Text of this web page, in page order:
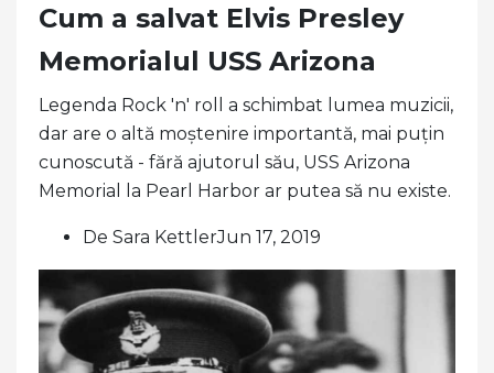
Cum a salvat Elvis Presley
Memorialul USS Arizona
Legenda Rock 'n' roll a schimbat lumea muzicii,
dar are o altă moștenire importantă, mai puțin
cunoscută - fără ajutorul său, USS Arizona
Memorial la Pearl Harbor ar putea să nu existe.
De Sara KettlerJun 17, 2019